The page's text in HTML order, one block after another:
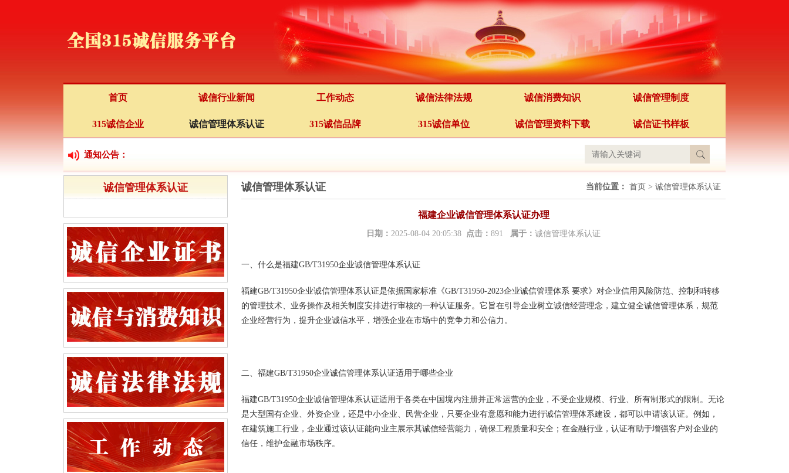
首页 诚信行业新闻 工作动态 诚信法律法规 诚信消费知识 诚信管理制度
315诚信企业 诚信管理体系认证 315诚信品牌 315诚信单位 诚信管理资料下载 诚信证书样板
通知公告：
诚信管理体系认证 当前位置： 首页 > 诚信管理体系认证
诚信管理体系认证
福建企业诚信管理体系认证办理
日期： 2025-08-04 20:05:38 点击： 891 属于： 诚信管理体系认证
一、什么是福建GB/T31950企业诚信管理体系认证
福建GB/T31950企业诚信管理体系认证是依据国家标准《GB/T31950-2023企业诚信管理体系 要求》对企业信用风险防范、控制和转移
的管理技术、业务操作及相关制度安排进行审核的一种认证服务。它旨在引导企业树立诚信经营理念，建立健全诚信管理体系，规范
企业经营行为，提升企业诚信水平，增强企业在市场中的竞争力和公信力。
二、福建GB/T31950企业诚信管理体系认证适用于哪些企业
福建GB/T31950企业诚信管理体系认证适用于各类在中国境内注册并正常运营的企业，不受企业规模、行业、所有制形式的限制。无论
是大型国有企业、外资企业，还是中小企业、民营企业，只要企业有意愿和能力进行诚信管理体系建设，都可以申请该认证。例如，
在建筑施工行业，企业通过该认证能向业主展示其诚信经营能力，确保工程质量和安全；在金融行业，认证有助于增强客户对企业的
信任，维护金融市场秩序。